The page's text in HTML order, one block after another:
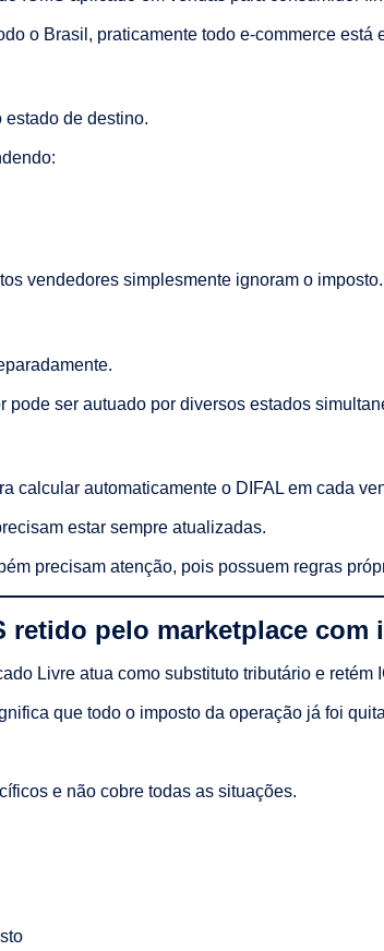
o Brasil, praticamente todo e-commerce está
estado de destino.
vendedores simplesmente ignoram o imposto.
pode ser autuado por diversos estados
calcular automaticamente o DIFAL em cada
estar sempre atualizadas.
precisam atenção, pois possuem regras
retido pelo marketplace com
Livre atua como substituto tributário e retém
que todo o imposto da operação já foi
e não cobre todas as situações.